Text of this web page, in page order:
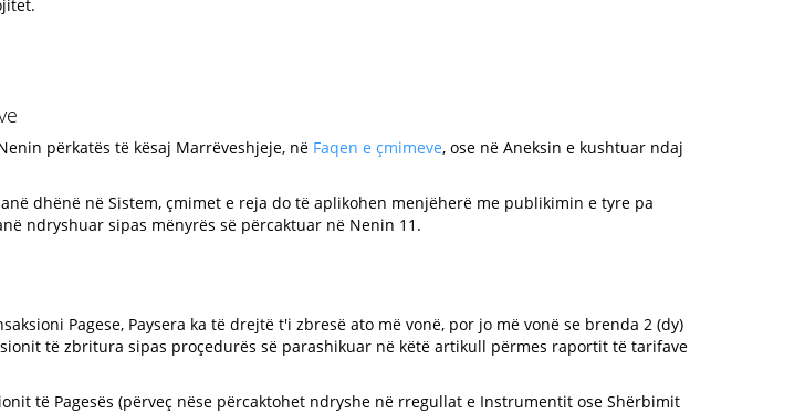
përkatës të kësaj Marrëveshjeje, në Faqen e çmimeve, ose në Aneksin e kushtuar ndaj
dhënë në Sistem, çmimet e reja do të aplikohen menjëherë me publikimin e tyre pa
ndryshuar sipas mënyrës së përcaktuar në Nenin 11.
Pagese, Paysera ka të drejtë t'i zbresë ato më vonë, por jo më vonë se brenda 2 (dy)
të zbritura sipas proçedurës së parashikuar në këtë artikull përmes raportit të tarifave
të Pagesës (përveç nëse përcaktohet ndryshe në rregullat e Instrumentit ose Shërbimit